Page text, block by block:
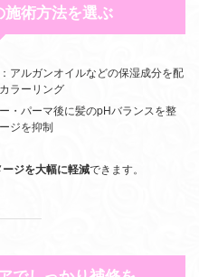
術方法を選ぶ
：アルガンオイルなどの保湿成分を配
ラーリング
ー・パーマ後に髪のpHバランスを整
ジを抑制
ージを大幅に軽減できます。